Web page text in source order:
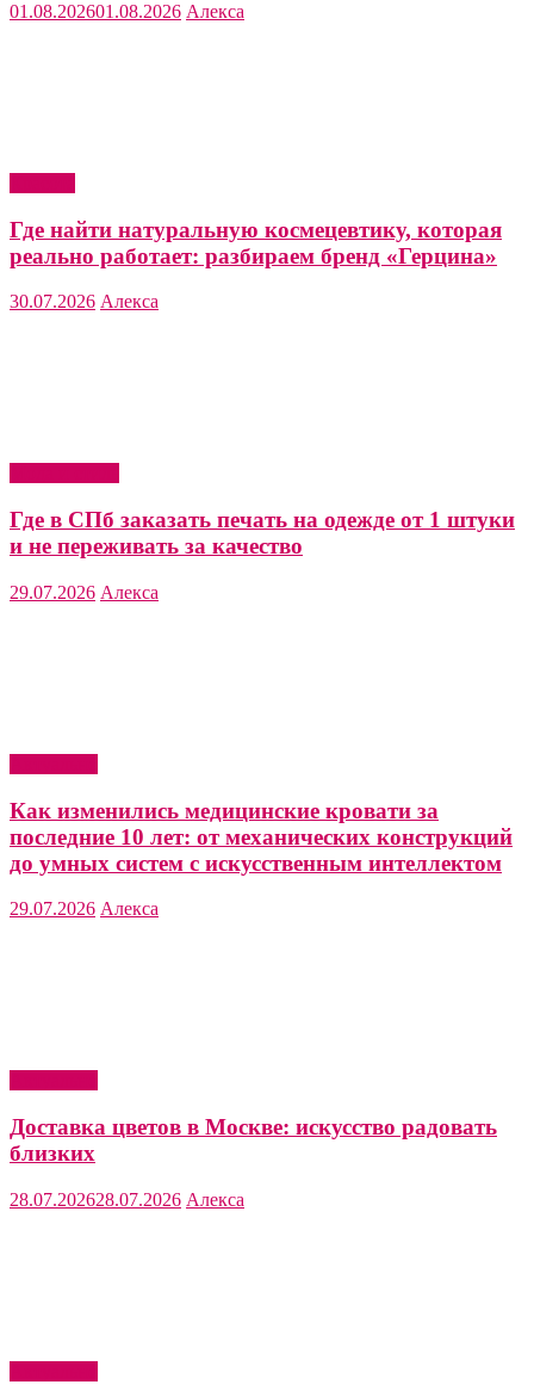
01.08.202601.08.2026 Алекса
Где найти натуральную космецевтику, которая
реально работает: разбираем бренд «Герцина»
30.07.2026 Алекса
Где в СПб заказать печать на одежде от 1 штуки
и не переживать за качество
29.07.2026 Алекса
Как изменились медицинские кровати за
последние 10 лет: от механических конструкций
до умных систем с искусственным интеллектом
29.07.2026 Алекса
Доставка цветов в Москве: искусство радовать
близких
28.07.202628.07.2026 Алекса